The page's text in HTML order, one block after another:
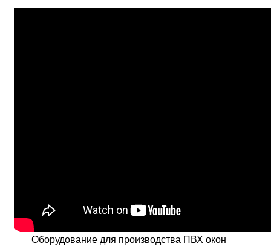
Оборудование для производства ПВХ окон